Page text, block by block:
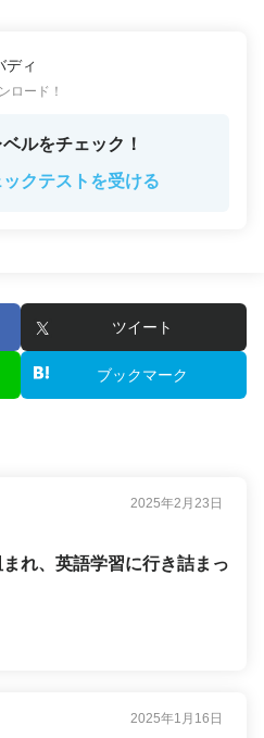
ディ
ロード！
ルをチェック！
クテストを受ける
ツイート
ブックマーク
2025年2月23日
れ、英語学習に行き詰まっ
2025年1月16日